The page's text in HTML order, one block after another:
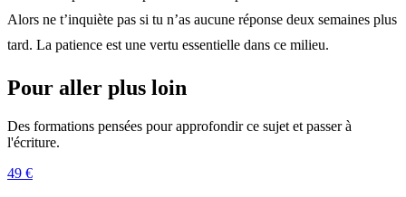
Alors ne t’inquiète pas si tu n’as aucune réponse deux semaines plus
tard. La patience est une vertu essentielle dans ce milieu.
Pour aller plus loin
Des formations pensées pour approfondir ce sujet et passer à
l'écriture.
49 €